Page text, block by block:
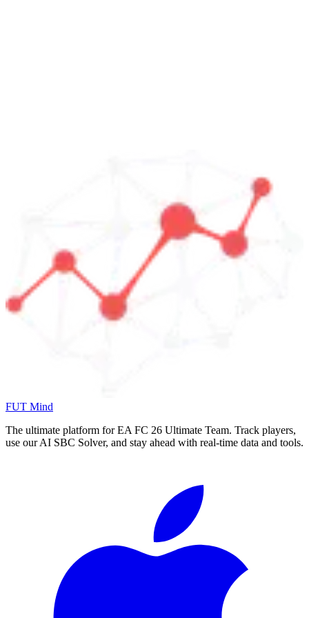
FUT Mind
The ultimate platform for EA FC 26 Ultimate Team. Track players,
use our AI SBC Solver, and stay ahead with real-time data and tools.